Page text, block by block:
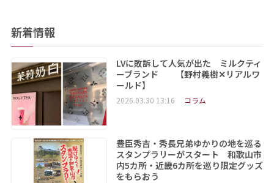
新着情報
LVに敗訴して人気が出た ミルクティ
ーブランド 【野村義樹✕リアルワ
ールド】
2026.03.30 13:16 コラム
豊臣秀吉・秀長兄弟ゆかりの地を巡る
スタンプラリーがスタート 和歌山市
内5カ所・近畿6カ所を巡り限定グッズ
をもらおう